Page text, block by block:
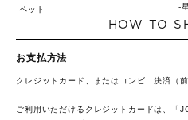
ペット
HOW TO
お支払方法
クレジットカード、またはコンビニ決済（
ご利用いただけるクレジットカードは、